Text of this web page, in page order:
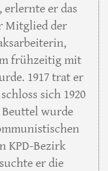
erlernte er das
Mitglied der
frühzeitig mit
1917 trat er
sich 1920
wurde
KPD-Bezirk
er die